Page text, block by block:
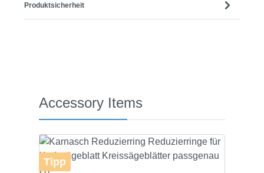
Produktsicherheit
Produktgalerie überspringen
Accessory Items
Tipp